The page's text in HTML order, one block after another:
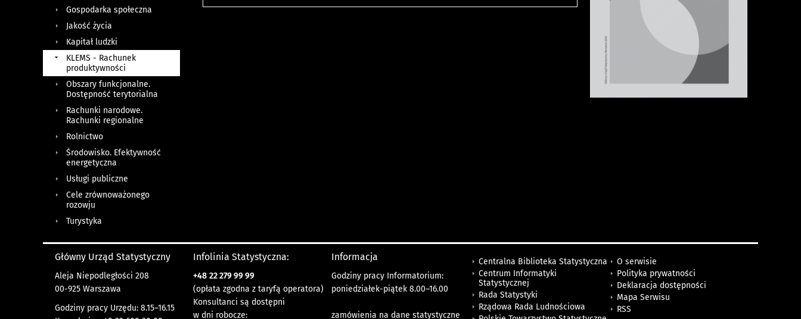
Gospodarka społeczna
Jakość życia
Kapitał ludzki
KLEMS - Rachunek
produktywności
Obszary funkcjonalne.
Dostępność terytorialna
Rachunki narodowe.
Rachunki regionalne
Rolnictwo
Środowisko. Efektywność
energetyczna
Usługi publiczne
Cele zrównoważonego
rozowju
Turystyka
Główny Urząd Statystyczny
Aleja Niepodległości 208
00-925 Warszawa
Godziny pracy Urzędu: 8.15–16.15
Infolinia Statystyczna:
+48 22 279 99 99
(opłata zgodna z taryfą operatora)
Konsultanci są dostępni
w dni robocze:
Informacja
Godziny pracy Informatorium:
poniedziałek-piątek 8.00–16.00
zamówienia na dane statystyczne
Centralna Biblioteka Statystyczna
Centrum Informatyki
Statystycznej
Rada Statystyki
Rządowa Rada Ludnościowa
O serwisie
Polityka prywatności
Deklaracja dostępności
Mapa Serwisu
RSS